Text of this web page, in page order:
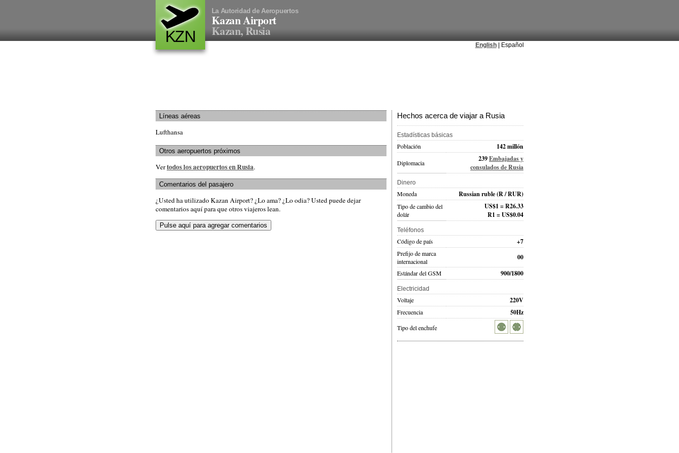
KZN
La Autoridad de Aeropuertos
Kazan Airport
Kazan, Rusia
English| Español
Líneas aéreas
Lufthansa
Otros aeropuertos próximos
Vertodos los aeropuertos en Rusia.
Comentarios del pasajero
¿Usted ha utilizado Kazan Airport? ¿Lo ama? ¿Lo odia? Usted puede dejar
comentarios aquí para que otros viajeros lean.
Hechos acerca de viajar a Rusia
Estadísticas básicas
Población 142 millón
Diplomacia 239Embajadas y
consulados de Rusia
Dinero
Moneda Russian ruble(R / RUR)
Tipo de cambio del
dolár
US$1 = R26.33
R1 = US$0.04
Teléfonos
Código de país +7
Prefijo de marca
internacional
00
Estándar del GSM 900/1800
Electricidad
Voltaje 220V
Frecuencia 50Hz
Tipo del enchufe